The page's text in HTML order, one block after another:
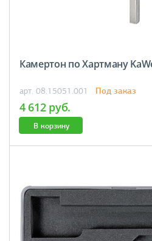
Камертон по Хартману
арт. 08.15051.001 Под заказ
4 612 руб.
В корзину